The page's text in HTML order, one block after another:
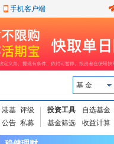
手机客户端
基 金
港基 评级
公告 私募
投资工具
自选基金
基金筛选
收益计算